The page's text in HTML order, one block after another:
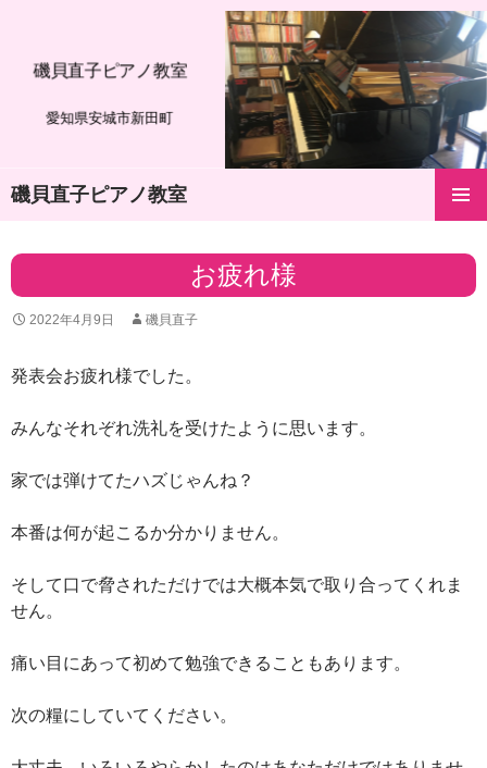
愛知県安城市新田町
磯貝直子ピアノ教室
磯貝直子ピアノ教室
テ
へ
キ
お疲れ様
2022年4月9日 磯貝直子
発表会お疲れ様でした。
みんなそれぞれ洗礼を受けたように思います。
家では弾けてたハズじゃんね？
本番は何が起こるか分かりません。
そして口で脅されただけでは大概本気で取り合ってくれま
せん。
痛い目にあって初めて勉強できることもあります。
次の糧にしていてください。